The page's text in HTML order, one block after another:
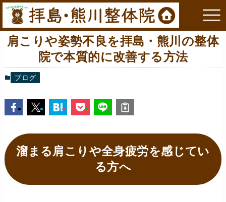
肩こりや姿勢不良を拝島・熊川の整体
院で本質的に改善する方法
ブログ
溜まる肩こりや全身疲労を感じてい
る方へ